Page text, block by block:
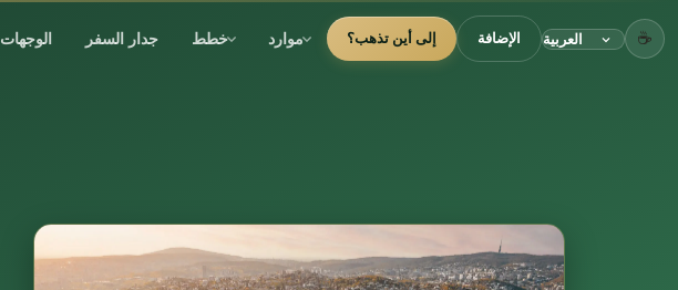
الوجهات جدار السفر خطط موارد إلى أين تذهب؟ الإضافة ☕